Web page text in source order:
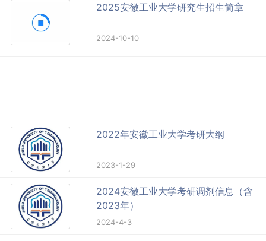
2025安徽工业大学研究生招生简章
2024-10-10
2022年安徽工业大学考研大纲
2023-1-29
2024安徽工业大学考研调剂信息（含
2023年）
2024-4-3